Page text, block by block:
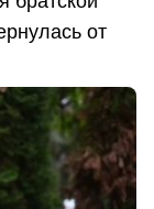
от